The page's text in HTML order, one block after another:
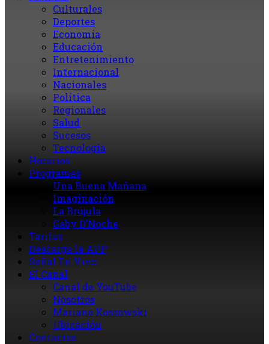
Culturales
Deportes
Economia
Educación
Entretenimiento
Internacional
Nacionales
Política
Regionales
Salud
Sucesos
Tecnología
Horarios
Programas
Una Buena Mañana
Imaginación
La Brújula
Gaby D’Noche
Tarifas
Descarga la APP
Señal En Vivo
El Canal
Canal de YouTube
Nosotros
Mariano Kossowski
Ubicación
Contactos